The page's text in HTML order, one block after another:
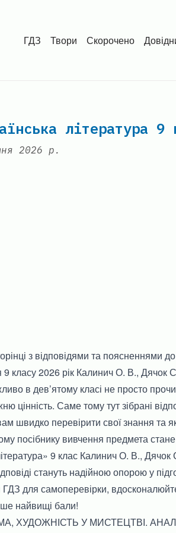
ГДЗ Твори Скорочено
література 9
2026 р.
з відповідями та поясненнями
9 класу 2026 рік Калинич О. В.,
в дев’ятому класі не просто
цінність. Саме тому тут зібрані
швидко перевірити свої знання та
посібнику вивчення предмета
9 клас Калинич О. В., Дячок
стануть надійною опорою у
для самоперевірки,
найвищі бали!
ХУДОЖНІСТЬ У МИСТЕЦТВІ.